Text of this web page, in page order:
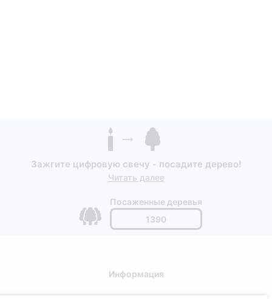
Зажгите цифровую свечу - посадите дерево!
Читать далее
Посаженные деревья
1390
Информация